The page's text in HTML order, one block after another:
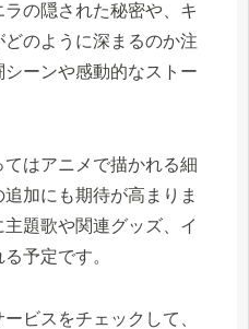
の隠された秘密や、キ
のように深まるのか注
ーンや感動的なストー
はアニメで描かれる細
加にも期待が高まりま
題歌や関連グッズ、イ
予定です。
ビスをチェックして、